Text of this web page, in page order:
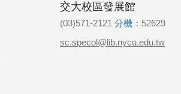
交大校區發展館
(03)571-2121 分機： 52629
sc.specol@lib.nycu.edu.tw